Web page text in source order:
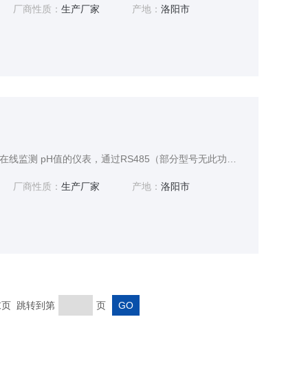
厂商性质： 生产厂家 产地：洛阳市
厂商性质： 生产厂家 产地：洛阳市
跳转到第 页